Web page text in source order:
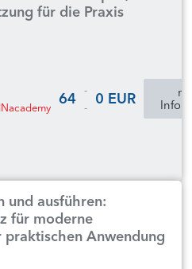
für die Praxis
64
-
-
0 EUR
und ausführen:
für moderne
Anwendung